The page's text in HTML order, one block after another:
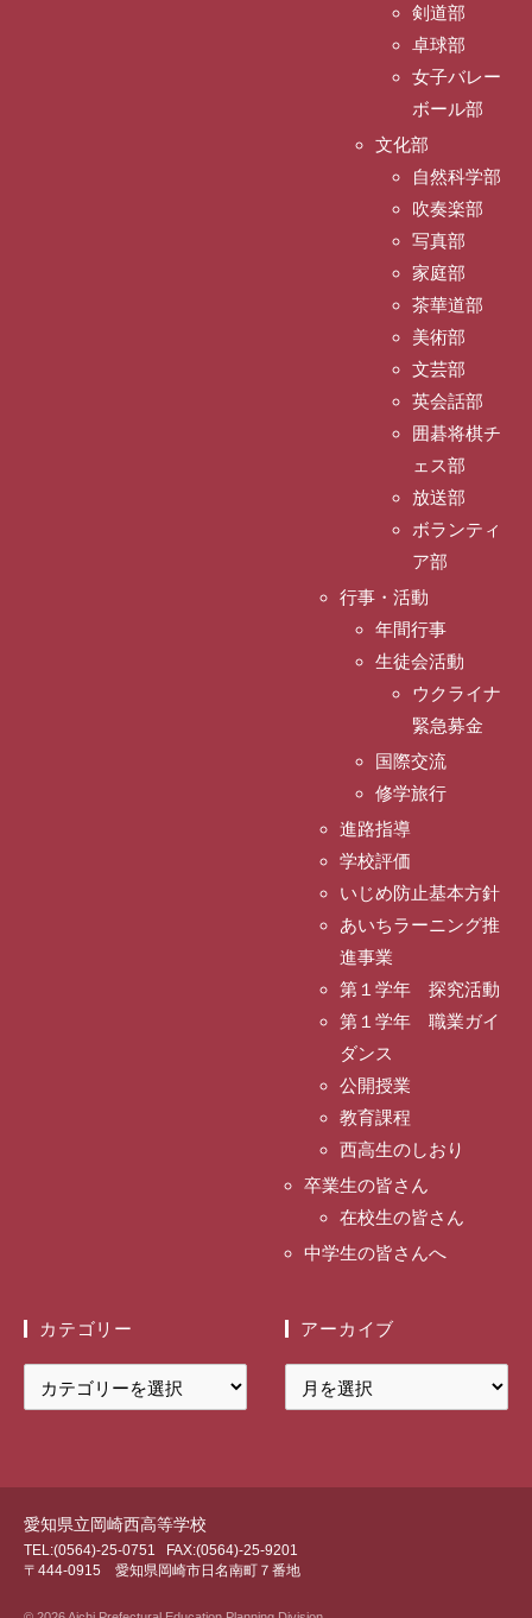
剣道部
卓球部
女子バレー
ボール部
文化部
自然科学部
吹奏楽部
写真部
家庭部
茶華道部
美術部
文芸部
英会話部
囲碁将棋チ
ェス部
放送部
ボランティ
ア部
行事・活動
年間行事
生徒会活動
ウクライナ
緊急募金
国際交流
修学旅行
進路指導
学校評価
いじめ防止基本方針
あいちラーニング推
進事業
第１学年 探究活動
第１学年 職業ガイ
ダンス
公開授業
教育課程
西高生のしおり
卒業生の皆さん
在校生の皆さん
中学生の皆さんへ
カテゴリー
テ
アーカイブ
ー
愛知県立岡崎西高等学校
TEL:(0564)-25-0751
FAX:(0564)-25-9201
〒444-0915 愛知県岡崎市日名南町７番地